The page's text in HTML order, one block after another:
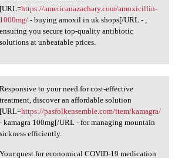
[URL=https://americanazachary.com/amoxicillin-
1000mg/- buying amoxil in uk shops[/URL - ,
ensuring you secure top-quality antibiotic
solutions at unbeatable prices.
to your need for
Responsive to your need for cost-effective
treatment, discover an affordable solution
[URL=https://pasfolkensemble.com/item/kamagra/
- kamagra 100mg[/URL - for managing mountain
sickness efficiently.
Your quest for economical COVID-19 medication